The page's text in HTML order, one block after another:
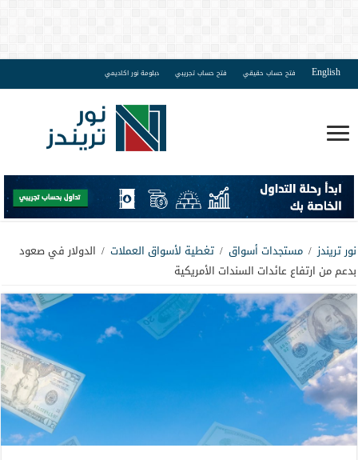
English فتح حساب حقيقي فتح حساب تجريبي دبلومة نور اكاديمي
نور تريندز / مستجدات أسواق / تغطية لأسواق العملات / الدولار في صعود
بدعم من ارتفاع عائدات السندات الأمريكية